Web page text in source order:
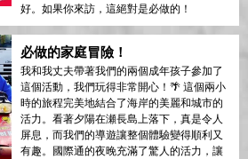
好。如果你來訪，這絕對是必做的！
必做的家庭冒險！
我和我丈夫帶著我們的兩個成年孩子參加了
這個活動，我們玩得非常開心！🌴 這個兩小
時的旅程完美地結合了海岸的美麗和城市的
活力。看著夕陽在瀬長島上落下，真是令人
屏息，而我們的導遊讓整個體驗變得順利又
有趣。國際通的夜晚充滿了驚人的活力，讓